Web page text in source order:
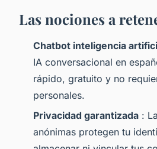
Las nociones a
Chatbot inteligencia
IA conversacional en
rápido, gratuito y no
personales.
Privacidad garantizada :
anónimas protegen tu